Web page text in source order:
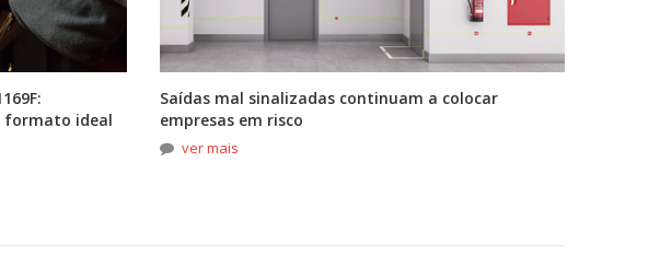
formato ideal
Saídas mal sinalizadas continuam a colocar
empresas em risco
ver mais